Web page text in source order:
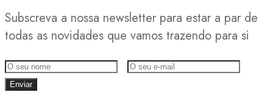
Subscreva a nossa newsletter para estar a par de
todas as novidades que vamos trazendo para si